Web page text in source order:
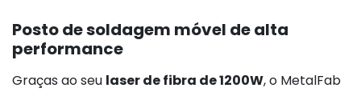
Posto de soldagem móvel de alta
performance
Graças ao seu laser de fibra de 1200W, o MetalFab